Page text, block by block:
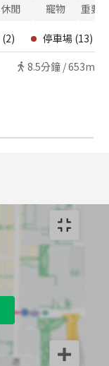
休閒 寵物 重要
(2) 停車場 (13)
8.5分鐘 /653m